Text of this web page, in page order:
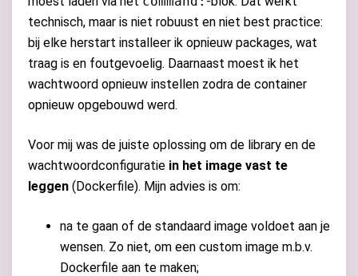
technisch, maar is niet robuust en niet best practice:
bij elke herstart installeer ik opnieuw packages, wat
traag is en foutgevoelig. Daarnaast moest ik het
wachtwoord opnieuw instellen zodra de container
opnieuw opgebouwd werd.
Voor mij was de juiste oplossing om de library en de
wachtwoordconfiguratie in het image vast te
leggen (Dockerfile). Mijn advies is om:
na te gaan of de standaard image voldoet aan je
wensen. Zo niet, om een custom image m.b.v.
Dockerfile aan te maken;